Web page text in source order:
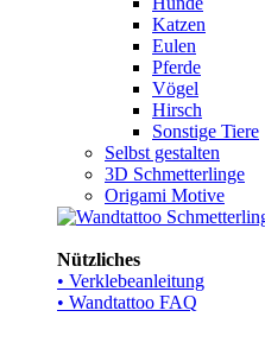
Katzen
Eulen
Pferde
Vögel
Hirsch
Sonstige Tiere
Selbst gestalten
3D Schmetterlinge
Origami Motive
Nützliches
• Verklebeanleitung
• Wandtattoo FAQ